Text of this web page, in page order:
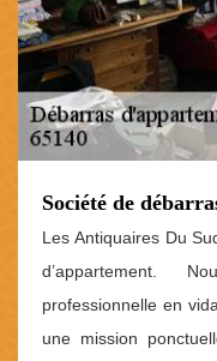
Société de
Les Antiquaires Du
d’appartement.
professionnelle en
une mission